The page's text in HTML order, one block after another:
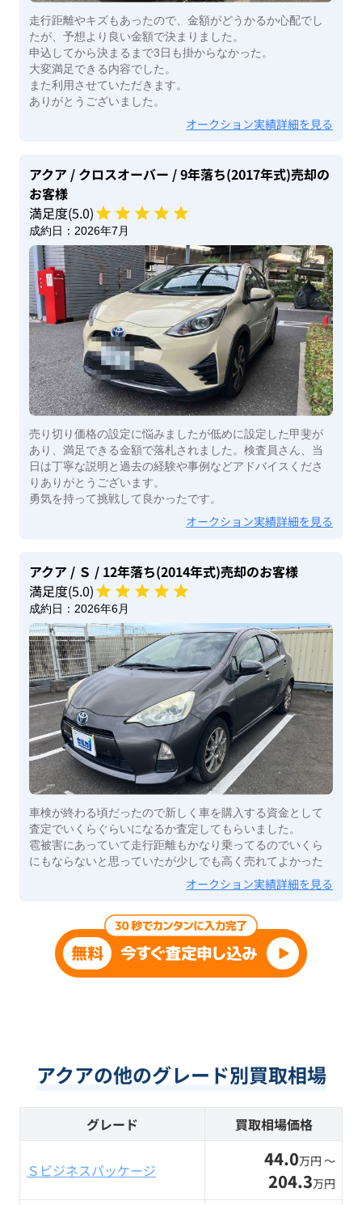
走行距離やキズもあったので、金額がどうかるか心配でし
たが、予想より良い金額で決まりました。
申込してから決まるまで3日も掛からなかった。
大変満足できる内容でした。
また利用させていただきます。
ありがとうございました。
オークション実績詳細を見る
アクア / クロスオーバー / 9年落ち(2017年式)売却の
お客様
満足度(5.0)
成約日： 2026年7月
売り切り価格の設定に悩みましたが低めに設定した甲斐が
あり、満足できる金額で落札されました。検査員さん、当
日は丁寧な説明と過去の経験や事例などアドバイスくださ
りありがとうございます。
勇気を持って挑戦して良かったです。
オークション実績詳細を見る
アクア / Ｓ / 12年落ち(2014年式)売却のお客様
満足度(5.0)
成約日： 2026年6月
車検が終わる頃だったので新しく車を購入する資金として
査定でいくらぐらいになるか査定してもらいました。
雹被害にあっていて走行距離もかなり乗ってるのでいくら
にもならないと思っていたが少しでも高く売れてよかった
オークション実績詳細を見る
アクアの他のグレード別買取相場
グレード 買取相場価格
Ｓビジネスパッケージ 44.0万円 〜
204.3万円